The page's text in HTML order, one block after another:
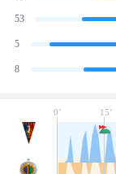
53
5
8
0’ 15’